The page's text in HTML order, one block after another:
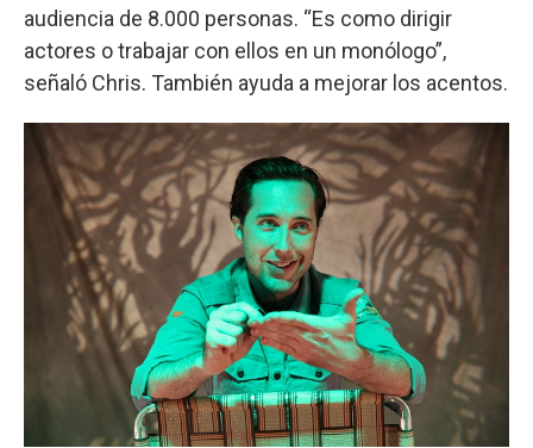
audiencia de 8.000 personas. “Es como dirigir
actores o trabajar con ellos en un monólogo”,
señaló Chris. También ayuda a mejorar los acentos.